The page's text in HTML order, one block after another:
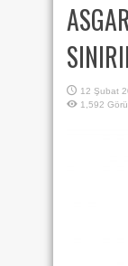
12 Şubat
1,592